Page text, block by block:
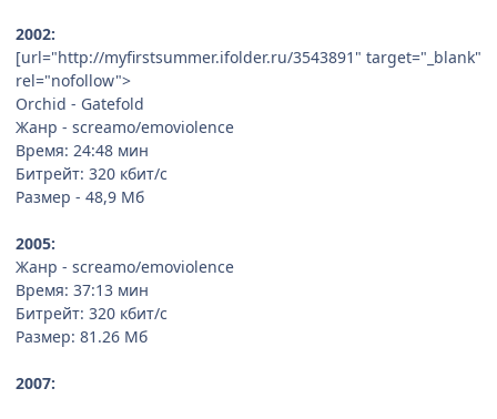
2002:
[url="http://myfirstsummer.ifolder.ru/3543891" target="_blank"
rel="nofollow">
Orchid - Gatefold
Жанр - screamo/emoviolence
Время: 24:48 мин
Битрейт: 320 кбит/с
Размер - 48,9 Мб
2005:
Жанр - screamo/emoviolence
Время: 37:13 мин
Битрейт: 320 кбит/с
Размер: 81.26 Мб
2007: